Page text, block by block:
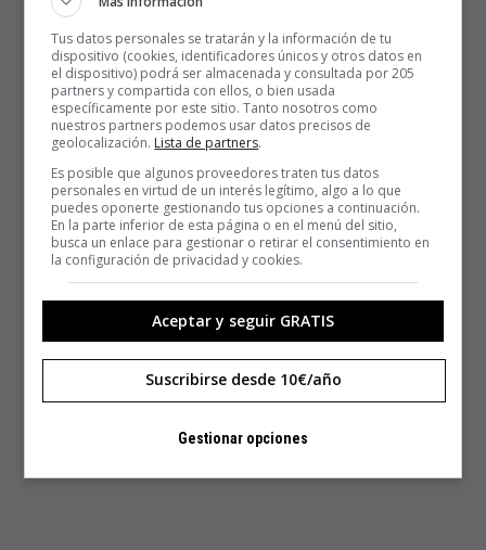
Tus datos personales se tratarán y la información de tu
dispositivo (cookies, identificadores únicos y otros datos en
el dispositivo) podrá ser almacenada y consultada por 205
partners y compartida con ellos, o bien usada
específicamente por este sitio. Tanto nosotros como
nuestros partners podemos usar datos precisos de
geolocalización. Lista de partners.
Es posible que algunos proveedores traten tus datos
personales en virtud de un interés legítimo, algo a lo que
puedes oponerte gestionando tus opciones a continuación.
En la parte inferior de esta página o en el menú del sitio,
busca un enlace para gestionar o retirar el consentimiento en
la configuración de privacidad y cookies.
Aceptar y seguir GRATIS
Suscribirse desde 10€/año
Gestionar opciones